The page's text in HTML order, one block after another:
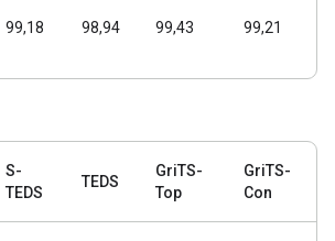
99,18 98,94 99,43 99,21
S-
TEDS
TEDS
GriTS-
Top
GriTS-
Con